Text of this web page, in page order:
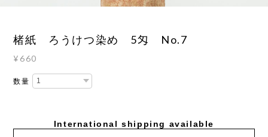
楮紙 ろうけつ染め 5匁 No.7
¥660
数量
International shipping available